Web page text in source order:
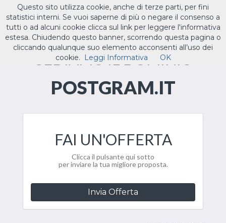
Toggle
ILTUO.IT
CEDIAMO IL DOMINIO
POSTGRAM.IT
FAI UN'OFFERTA
Clicca il pulsante qui sotto
per inviare la tua migliore proposta.
Invia Offerta
Questo sito utilizza cookie, anche di terze parti, per fini
statistici interni. Se vuoi saperne di più o negare il consenso a
tutti o ad alcuni cookie clicca sul link per leggere l'informativa
estesa. Chiudendo questo banner, scorrendo questa pagina o
cliccando qualunque suo elemento acconsenti all’uso dei
cookie.
Leggi Informativa OK